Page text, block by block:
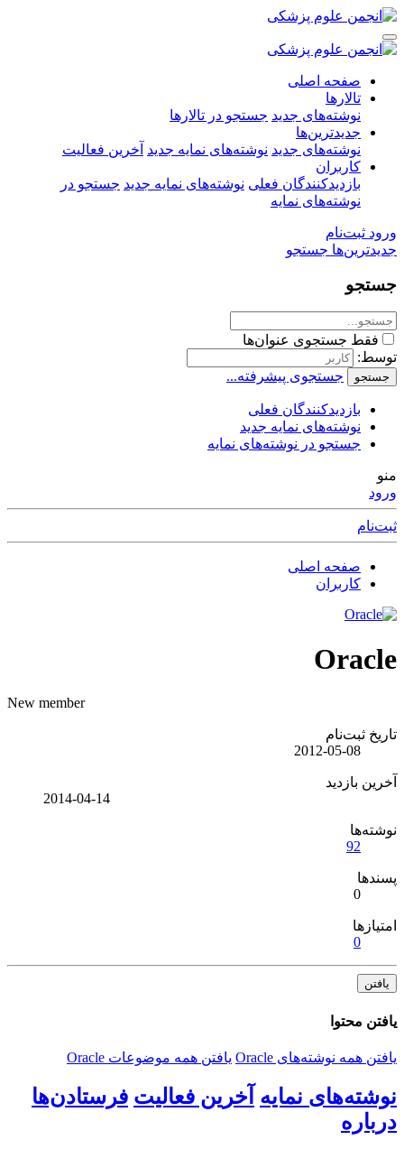
صفحه اصلی
تالارها
نوشته‌های جدید جستجو در تالارها
جدیدترین‌ها
نوشته‌های جدید نوشته‌های نمایه جدید آخرین فعالیت
کاربران
بازدیدکنندگان فعلی نوشته‌های نمایه جدید جستجو در
نوشته‌های نمایه
ورود ثبت‌نام
جدیدترین‌ها جستجو
جستجو
فقط جستجوی عنوان‌ها
توسط:
جستجو جستجوی پیشرفته...
بازدیدکنندگان فعلی
نوشته‌های نمایه جدید
جستجو در نوشته‌های نمایه
منو
ورود
ثبت‌نام
صفحه اصلی
کاربران
Oracle
New member
تاریخ ثبت‌نام
2012-05-08
آخرین بازدید
2014-04-14
نوشته‌ها
92
پسندها
0
امتیازها
0
یافتن
یافتن محتوا
یافتن همه نوشته‌های Oracle یافتن همه موضوعات Oracle
نوشته‌های نمایه آخرین فعالیت فرستادن‌ها
درباره